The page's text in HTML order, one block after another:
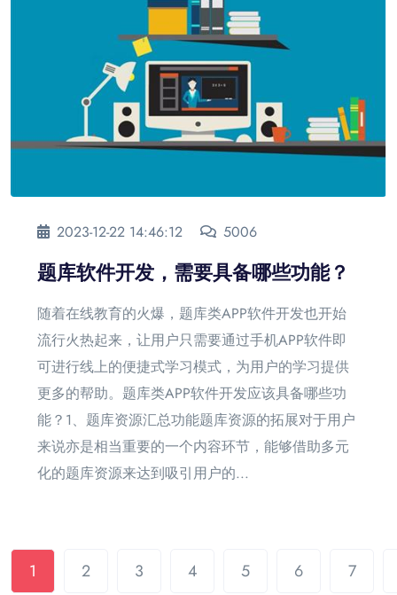
2023-12-22 14:46:12 5006
题库软件开发，需要具备哪些功能？
随着在线教育的火爆，题库类APP软件开发也开始
流行火热起来，让用户只需要通过手机APP软件即
可进行线上的便捷式学习模式，为用户的学习提供
更多的帮助。题库类APP软件开发应该具备哪些功
能？1、题库资源汇总功能题库资源的拓展对于用户
来说亦是相当重要的一个内容环节，能够借助多元
化的题库资源来达到吸引用户的...
1 2 3 4 5 6 7